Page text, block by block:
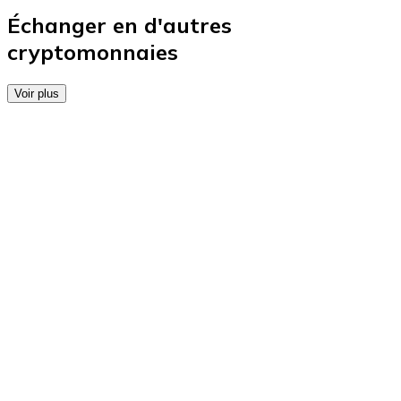
Achetez des cartes-cadeaux de vos marques
Aller à la boutique de cartes-cadeaux
Échanger en d'autres
cryptomonnaies
Voir plus